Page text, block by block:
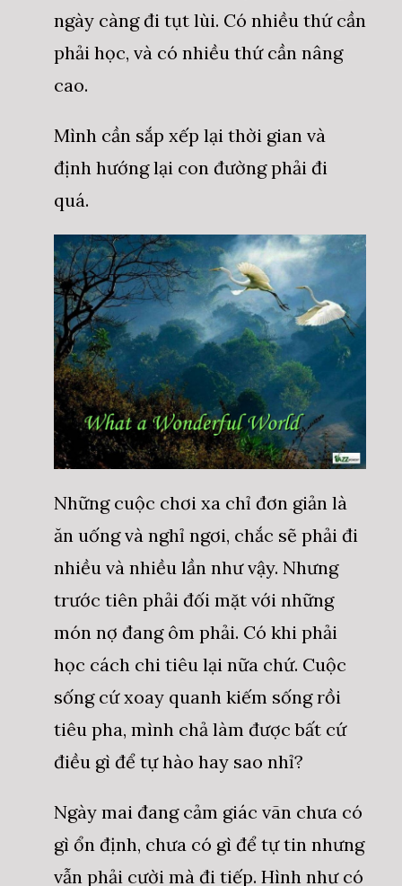
ngày càng đi tụt lùi. Có nhiều thứ cần
phải học, và có nhiều thứ cần nâng
cao.
Mình cần sắp xếp lại thời gian và
định hướng lại con đường phải đi
quá.
Những cuộc chơi xa chỉ đơn giản là
ăn uống và nghỉ ngơi, chắc sẽ phải đi
nhiều và nhiều lần như vậy. Nhưng
trước tiên phải đối mặt với những
món nợ đang ôm phải. Có khi phải
học cách chi tiêu lại nữa chứ. Cuộc
sống cứ xoay quanh kiếm sống rồi
tiêu pha, mình chả làm được bất cứ
điều gì để tự hào hay sao nhỉ?
Ngày mai đang cảm giác vãn chưa có
gì ổn định, chưa có gì để tự tin nhưng
vẫn phải cười mà đi tiếp. Hình như có